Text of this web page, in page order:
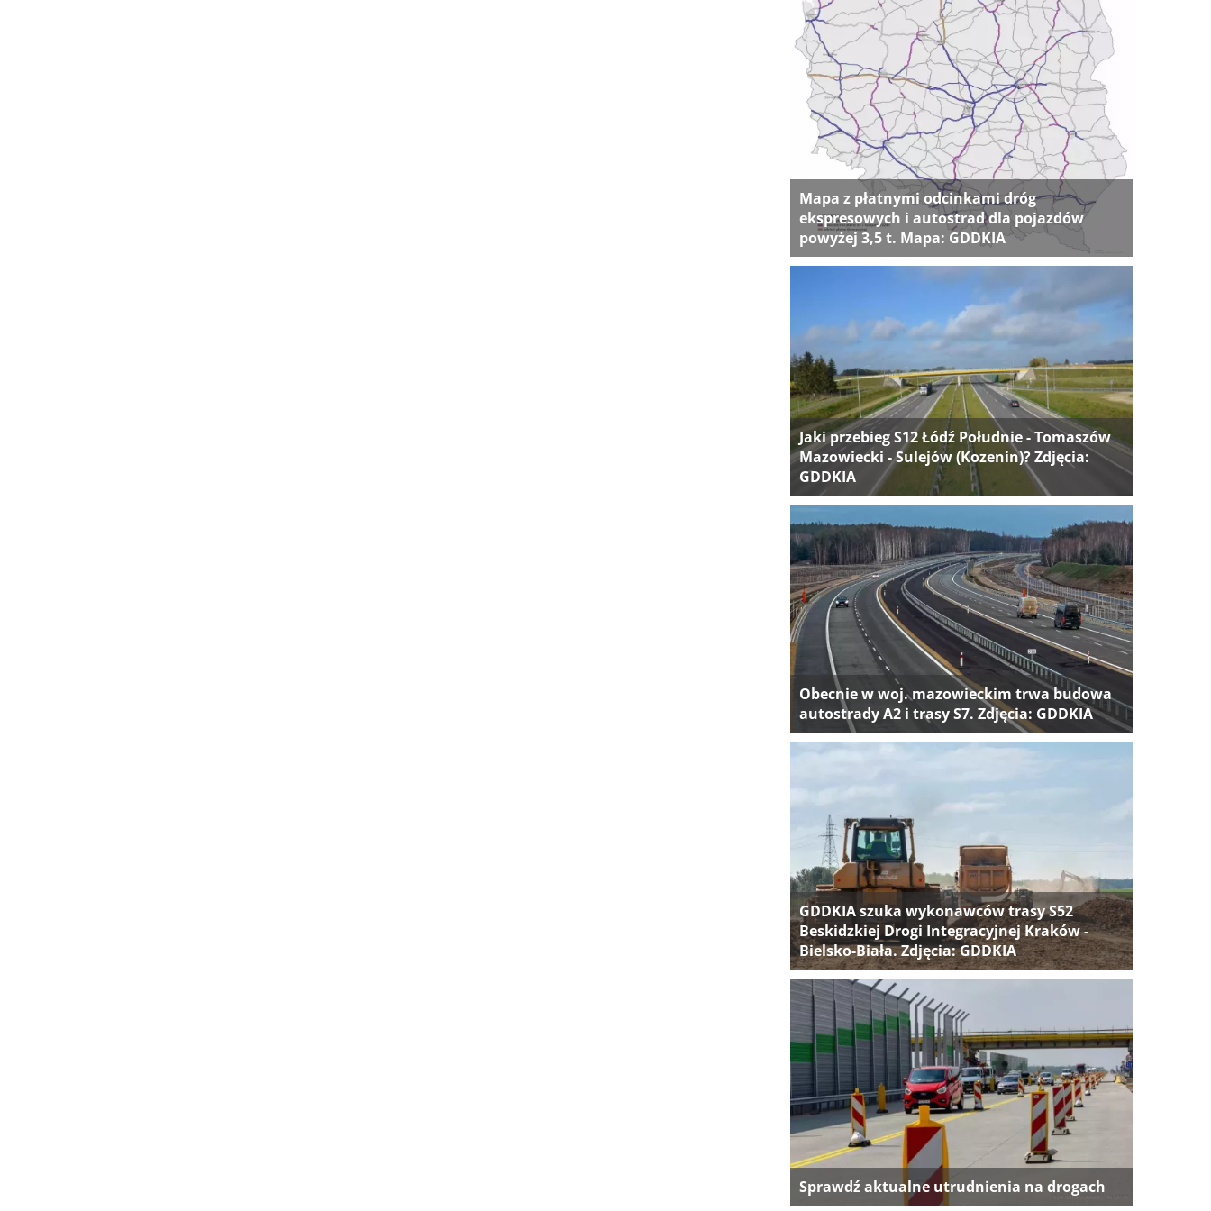
Mapa z płatnymi odcinkami dróg
ekspresowych i autostrad dla pojazdów
powyżej 3,5 t. Mapa: GDDKIA
Jaki przebieg S12 Łódź Południe - Tomaszów
Mazowiecki - Sulejów (Kozenin)? Zdjęcia:
GDDKIA
Obecnie w woj. mazowieckim trwa budowa
autostrady A2 i trasy S7. Zdjęcia: GDDKIA
GDDKIA szuka wykonawców trasy S52
Beskidzkiej Drogi Integracyjnej Kraków -
Bielsko-Biała. Zdjęcia: GDDKIA
Sprawdź aktualne utrudnienia na drogach